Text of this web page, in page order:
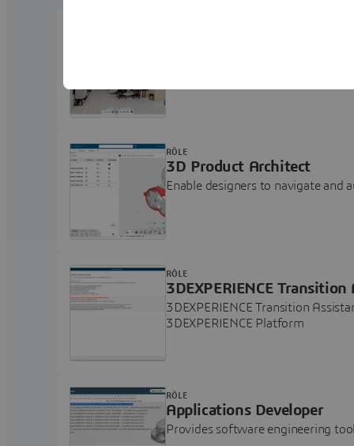
3D Product Architect
Enable designers to navigate and
RÔLE
3DEXPERIENCE
3DEXPERIENCE Transition
3DEXPERIENCE Platform
RÔLE
Applications Developer
Provides software engineering
RÔLE